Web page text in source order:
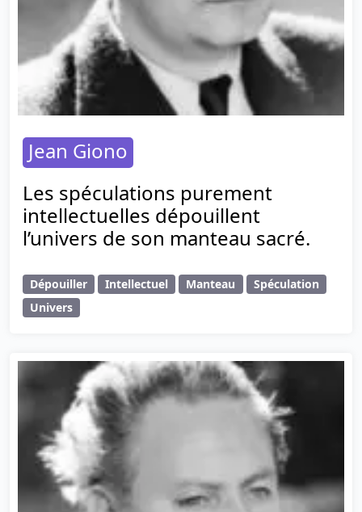
Jean Giono
Les spéculations purement
intellectuelles dépouillent
l’univers de son manteau sacré.
Dépouiller Intellectuel Manteau
Spéculation
Univers